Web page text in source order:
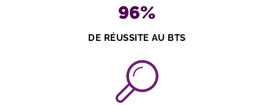
96%
DE RÉUSSITE AU BTS